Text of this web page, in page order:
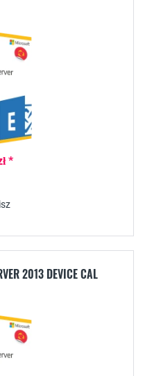
*
2013 DEVICE CAL